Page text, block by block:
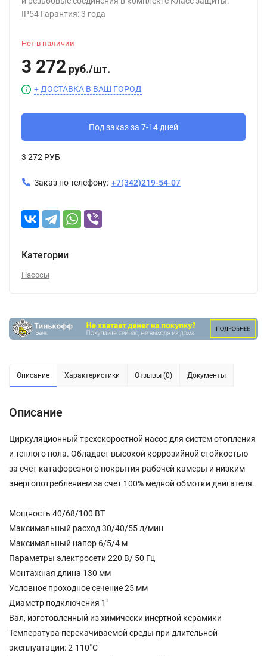
IP54 Гарантия: 3 года
Нет в наличии
3 272 руб./шт.
+ ДОСТАВКА В ВАШ ГОРОД
Под заказ за 7-14 дней
3 272 РУБ
Заказ по телефону: +7(342)219-54-07
Категории
Насосы
Описание Характеристики Отзывы (0) Документы
Описание
Циркуляционный трехскоростной насос для систем отопления
и теплого пола. Обладает высокой коррозийной стойкостью
за счет катафорезного покрытия рабочей камеры и низким
энергопотреблением за счет 100% медной обмотки двигателя.
Мощность 40/68/100 ВТ
Максимальный расход 30/40/55 л/мин
Максимальный напор 6/5/4 м
Параметры электросети 220 В/ 50 Гц
Монтажная длина 130 мм
Условное проходное сечение 25 мм
Диаметр подключения 1"
Вал, изготовленный из химически инертной керамики
Температура перекачиваемой среды при длительной
эксплуатации: 2-110˚С